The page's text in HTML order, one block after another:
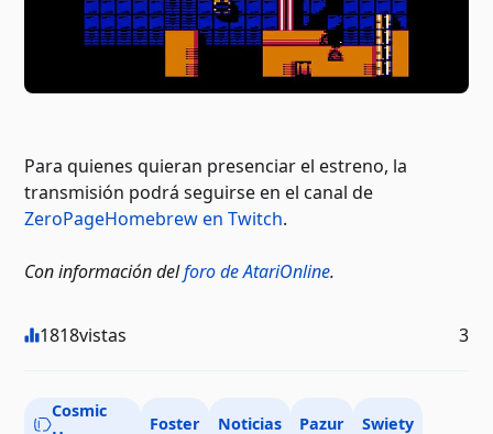
Para quienes quieran presenciar el estreno, la
transmisión podrá seguirse en el canal de
ZeroPageHomebrew en Twitch.
Con información delforo de AtariOnline.
1818vistas 3
Cosmic
Foster Noticias Pazur Swiety